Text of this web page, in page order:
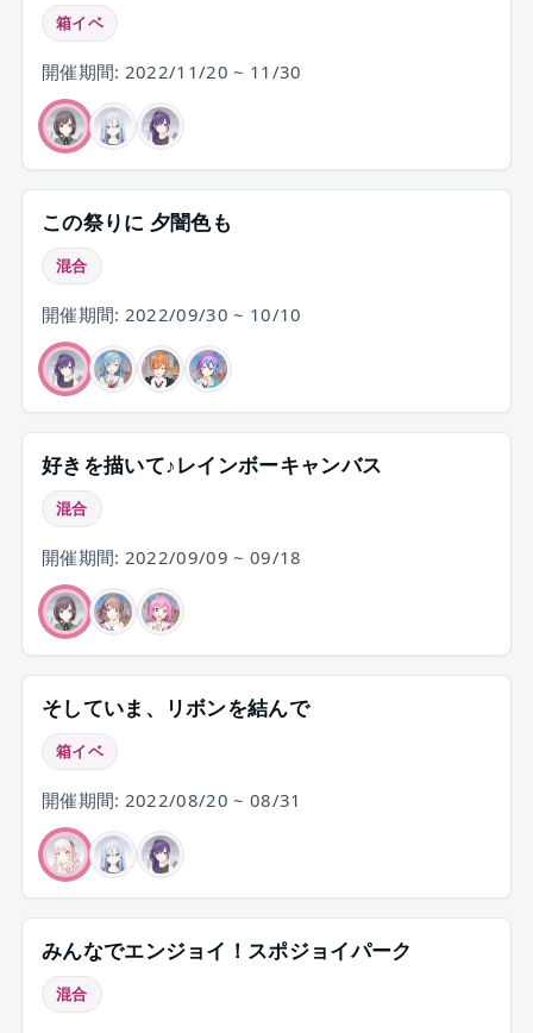
箱イベ
開催期間: 2022/11/20 ~ 11/30
この祭りに 夕闇色も
混合
開催期間: 2022/09/30 ~ 10/10
好きを描いて♪レインボーキャンバス
混合
開催期間: 2022/09/09 ~ 09/18
そしていま、リボンを結んで
箱イベ
開催期間: 2022/08/20 ~ 08/31
みんなでエンジョイ！スポジョイパーク
混合